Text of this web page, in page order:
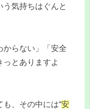
気持ちはぐんと
からない」「安全
とありますよ
、その中には“安